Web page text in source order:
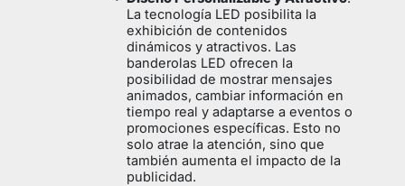
La tecnología LED posibilita la
exhibición de contenidos
dinámicos y atractivos. Las
banderolas LED ofrecen la
posibilidad de mostrar mensajes
animados, cambiar información en
tiempo real y adaptarse a eventos o
promociones específicas. Esto no
solo atrae la atención, sino que
también aumenta el impacto de la
publicidad.